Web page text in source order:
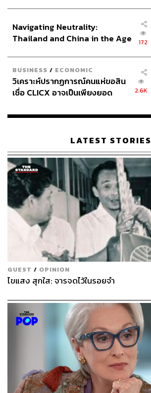
Navigating Neutrality:
Thailand and China in the Age
172
BUSINESS / ECONOMIC
วิเคราะห์ปรากฏการณ์คนแห่ขอสิน
เชื่อ CLICX อาจเป็นเพียงยอด
เรือนไทยที่ถูกซุกไว้
2.6K
LATEST STORIES
GUEST / OPINION
ไขแสง สุกใส: จารจดไว้ในรอยจำ